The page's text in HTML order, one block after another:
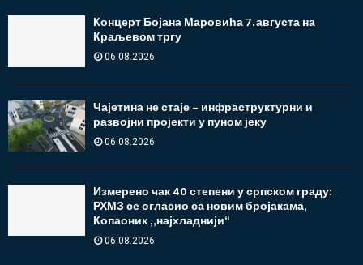
Концерт Бојана Маровића 7. августа на
Краљевом тргу
06.08.2026
Чајетина не стаје – инфраструктурни и
развојни пројекти у пуном јеку
06.08.2026
Измерено чак 40 степени у српском граду:
РХМЗ се огласио са новим бројакама,
Копаоник „најхладнији“
06.08.2026